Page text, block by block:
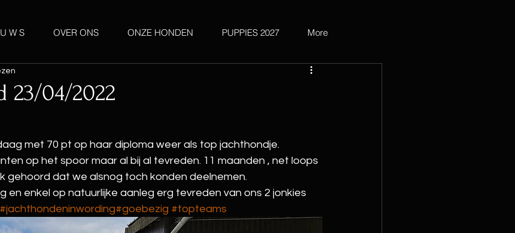
23/04/2022
met 70 pt op haar diploma weer als top jachthondje.
op het spoor maar al bij al tevreden. 11 maanden , net loops
gehoord dat we alsnog toch konden deelnemen.
en enkel op natuurlijke aanleg erg tevreden van ons 2 jonkies
#jachthondeninwording#goebezig #topteams
W S OVER ONS ONZE HONDEN PUPPIES 2027 More